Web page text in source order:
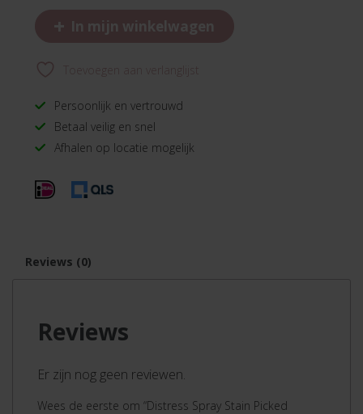
+ In mijn winkelwagen
Persoonlijk en vertrouwd
Betaal veilig en snel
Afhalen op locatie mogelijk
Reviews (0)
Reviews
Er zijn nog geen reviewen.
Wees de eerste om “Distress Spray Stain Picked